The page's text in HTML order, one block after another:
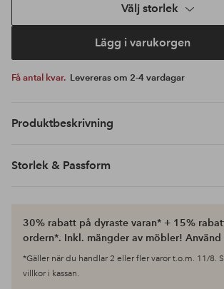
Välj storlek
Lägg i varukorgen
Få antal kvar. Levereras om 2-4 vardagar
Produktbeskrivning
Storlek & Passform
30% rabatt på dyraste varan* + 15%
ordern*. Inkl. mängder av möbler!
*Gäller när du handlar 2 eller fler varor t.o.m. 11/8.
villkor i kassan.